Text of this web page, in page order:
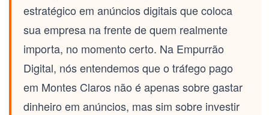
estratégico em anúncios digitais que coloca
sua empresa na frente de quem realmente
importa, no momento certo. Na Empurrão
Digital, nós entendemos que o tráfego pago
em Montes Claros não é apenas sobre gastar
dinheiro em anúncios, mas sim sobre investir